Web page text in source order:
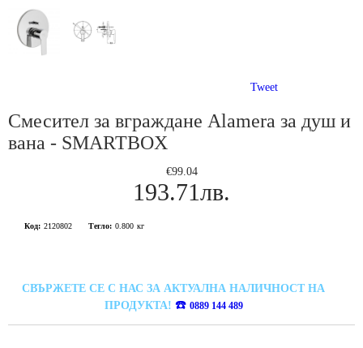
Tweet
Смесител за вграждане Alamera за душ и
вана - SMARTBOX
€99.04
193.71лв.
Код: 2120802 Тегло: 0.800 кг
СВЪРЖЕТЕ СЕ С НАС ЗА АКТУАЛНА НАЛИЧНОСТ НА
ПРОДУКТА! ☎️ 0889 144 489